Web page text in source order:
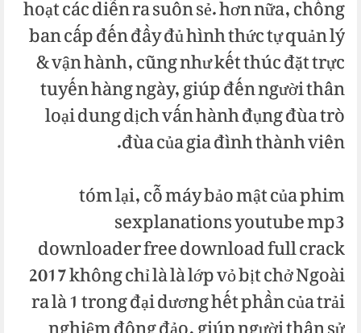
hoạt các diễn ra suôn sẻ. hơn nữa, chống
ban cấp đến đầy đủ hình thức tự quản lý
& vận hành, cũng như kết thúc đặt trực
tuyến hàng ngày, giúp đến người thân
loại dung dịch vấn hành đụng đùa trò
đùa của gia đình thành viên.
tóm lại, cỗ máy bảo mật của phim
sexplanations youtube mp3
downloader free download full crack
2017 không chỉ là là lớp vỏ bịt chở Ngoài
ra là 1 trong đại dương hết phần của trải